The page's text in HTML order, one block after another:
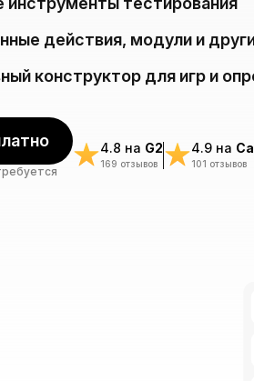
действия, модули и
конструктор для игр и
4.8 на G2
169 отзывов
4.9 на
101 отзывов